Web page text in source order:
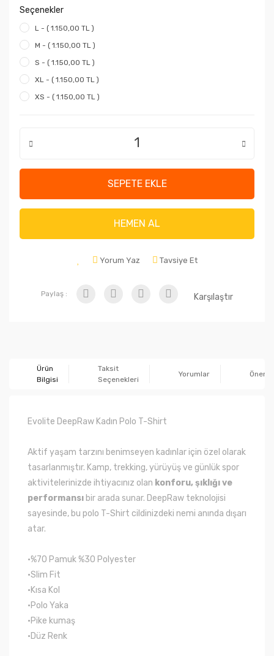
Seçenekler
L - ( 1.150,00 TL )
M - ( 1.150,00 TL )
S - ( 1.150,00 TL )
XL - ( 1.150,00 TL )
XS - ( 1.150,00 TL )
SEPETE EKLE
HEMEN AL
Yorum Yaz Tavsiye Et
Paylaş : Karşılaştır
Ürün
Bilgisi
Taksit
Seçenekleri
Yorumlar
Evolite DeepRaw Kadın Polo T-Shirt
Aktif yaşam tarzını benimseyen kadınlar için özel olarak
tasarlanmıştır. Kamp, trekking, yürüyüş ve günlük spor
aktivitelerinizde ihtiyacınız olan konforu, şıklığı ve
performansı bir arada sunar. DeepRaw teknolojisi
sayesinde, bu polo T-Shirt cildinizdeki nemi anında dışarı
atar.
•%70 Pamuk %30 Polyester
•Slim Fit
•Kısa Kol
•Polo Yaka
•Pike kumaş
•Düz Renk